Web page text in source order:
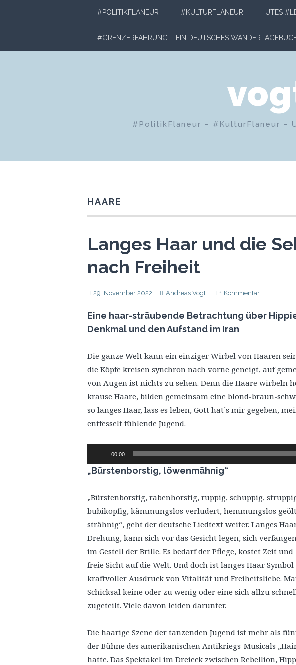
#POLITIKFLANEUR #KULTURFLANEUR UTES
#GRENZERFAHRUNG – EIN DEUTSCHES
#PolitikFlaneur – #KulturFlaneur –
HAARE
Langes Haar und die
nach Freiheit
29. November 2022 Andreas Vogt 1 Kommentar
Eine haar-sträubende Betrachtung über
Denkmal und den Aufstand im Iran
Die ganze Welt kann ein einziger Wirbel von Haaren
die Köpfe kreisen synchron nach vorne geneigt, auf
von Augen ist nichts zu sehen. Denn die Haare wirbeln
krause Haare, bilden gemeinsam eine blond-braun-
so langes Haar, lass es leben, Gott hat´s mir gegeben,
entfesselt fühlende Jugend.
Player
00:00
„Bürstenborstig, löwenmähnig“
„Bürstenborstig, rabenhorstig, ruppig, schuppig,
bubikopfig, kämmungslos verludert, hemmungslos
strähnig“, geht der deutsche Liedtext weiter. Langes
Drehung, kann sich vor das Gesicht legen, sich
im Gestell der Brille. Es bedarf der Pflege, kostet Zeit
freie Sicht auf die Welt. Und doch ist langes Haar
kraftvoller Ausdruck von Vitalität und Freiheitsliebe.
Schicksal keine oder zu wenig oder eine sich allzu
zugeteilt. Viele davon leiden darunter.
Die haarige Szene der tanzenden Jugend ist mehr als
der Bühne des amerikanischen Antikriegs-Musicals
hatte. Das Spektakel im Dreieck zwischen Rebellion,